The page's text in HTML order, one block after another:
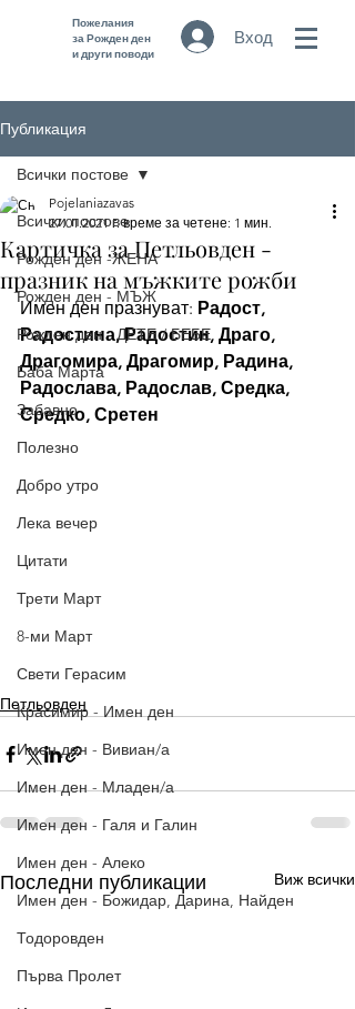
Пожелания
за Рожден ден
и други поводи
Вход
Публикация
Всички постове
Рожден ден -ЖЕНА
Рожден ден - МЪЖ
Рожден ден - ДЕТЕ / БЕБЕ
Баба Марта
Забавно
Полезно
Добро утро
Лека вечер
Цитати
Трети Март
8-ми Март
Свети Герасим
Красимир - Имен ден
Имен ден - Вивиан/а
Имен ден - Младен/а
Имен ден - Галя и Галин
Имен ден - Алеко
Имен ден - Божидар, Дарина, Найден
Тодоровден
Първа Пролет
Всички постове
Картичка за Петльовден -
празник на мъжките рожби
Pojelaniazavas
27.01.2021 г. време за четене: 1 мин.
Имен ден празнуват: Радост,
Радостина, Радостин, Драго,
Драгомира, Драгомир, Радина,
Радослава, Радослав, Средка,
Средко, Сретен
Петльовден
Последни публикации Виж всички